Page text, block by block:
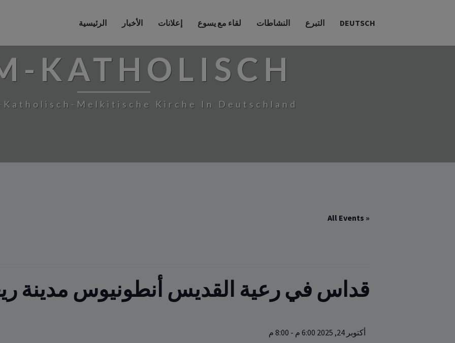
الرئيسية الأخبار إعلانات لقاء مع يسوع النشاطات التبرع DEUTSCH
KATHOLISCH
Katholisch-Melkitische Kirche In Deutschland
« All Events
قداس‏‏ في رعية القديس أنطونيوس مدينة
أكتوبر 24, 2025 6:00 م - 8:00 م